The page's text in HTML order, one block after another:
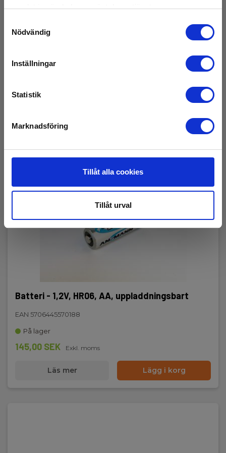
samlat in när du har använt deras tjänster.
Nödvändig
Inställningar
Statistik
Marknadsföring
Tillåt alla cookies
Tillåt urval
Läs mer
Batteri - 1,2V, HR06, AA, uppladdningsbart
EAN 5706445570188
På lager
145,00 SEK Exkl. moms
Läs mer Lägg i korg